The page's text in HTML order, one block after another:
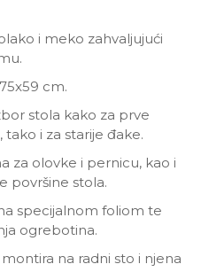
i meko zahvaljujući
cm.
stola kako za prve
tako i za starije đake.
za olovke i pernicu, kao i
površine stola.
specijalnom foliom te
ogrebotina.
na radni sto i njena